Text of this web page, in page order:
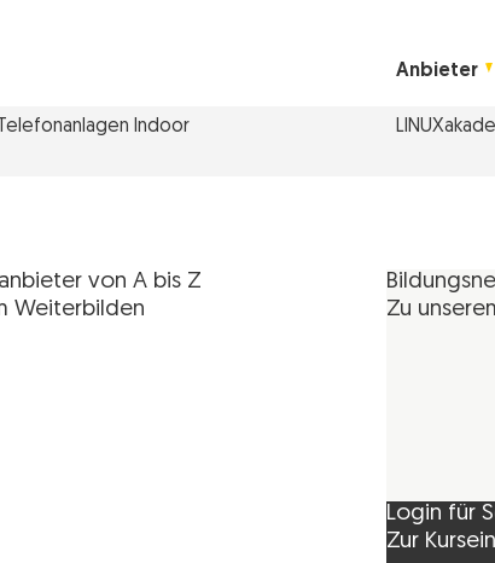
Anbieter
Telefonanlagen Indoor
von A bis Z
Weiterbilden
Zu
Login für
Zur